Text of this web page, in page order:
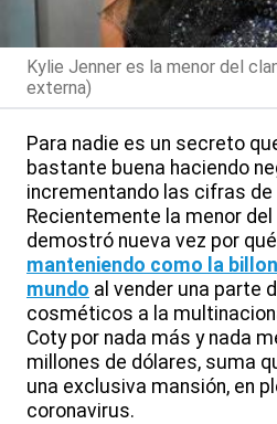
Kylie Jenner es la menor del
externa)
Para nadie es un secreto
bastante buena haciendo
incrementando las cifras
Recientemente la menor
demostró nueva vez por qué
manteniendo como la
mundo al vender una parte
cosméticos a la
Coty por nada más y nada
millones de dólares, suma
una exclusiva mansión, en
coronavirus.